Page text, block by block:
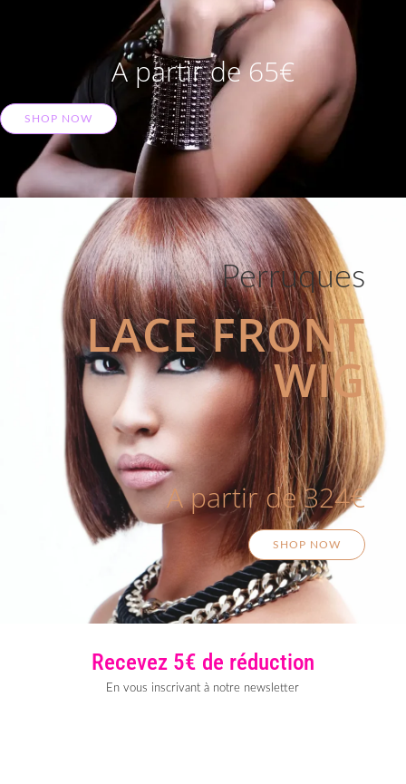
A partir de 65€
SHOP NOW
Perruques
LACE FRONT
WIG
A partir de 324€
SHOP NOW
Recevez 5€ de réduction
En vous inscrivant à notre newsletter